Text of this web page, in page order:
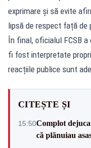
exprimare și să evite
lipsă de respect față
În final, oficialul FCSB
fi fost interpretate
reacțiile publice sunt
CITEȘTE ȘI
15:50Complot
că plănuiau